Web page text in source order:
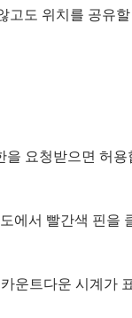
고도 위치를 공유
을 요청받으면 허용
에서 빨간색 핀을
운트다운 시계가